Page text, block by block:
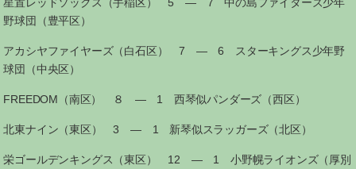
野球団（豊平区）
アカシヤファイヤーズ（白石区） 7 ― 6 スターキングス少年野
球団（中央区）
FREEDOM（南区） ８ ― 1 西琴似パンダーズ（西区）
北東ナイン（東区） 3 ― 1 新琴似スラッガーズ（北区）
栄ゴールデンキングス（東区） 12 ― 1 小野幌ライオンズ（厚別